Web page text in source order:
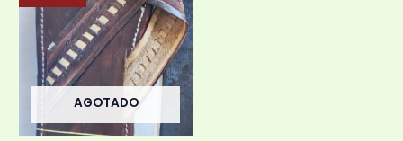
AGOTADO
múltiples
Las